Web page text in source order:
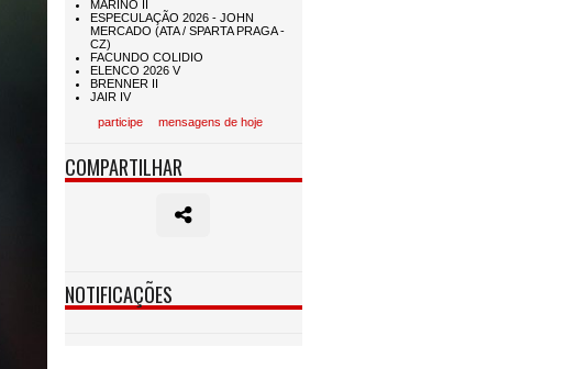
participe mensagens de hoje
COMPARTILHAR
NOTIFICAÇÕES